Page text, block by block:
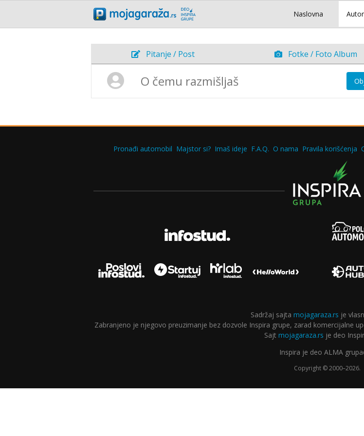
Naslovna
Pitanje / Post Fotke / Foto Album
Pronađi automobil Majstor si? Imaš ideje F.A.Q. O nama Pravila korišćenja
Sadržaj sajta mojagaraza.rs je
Zabranjeno je njegovo preuzimanje bez dozvole Inspira grupe, zarad komercijalne
Sajt mojagaraza.rs je deo
Inspira je deo ALMA
Copyright © 2000–2026.